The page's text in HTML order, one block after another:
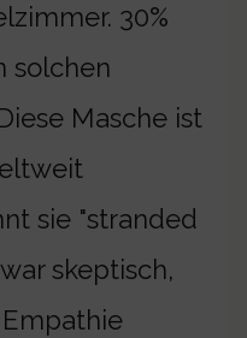
30%
solchen
Masche ist
sie "stranded
skeptisch,